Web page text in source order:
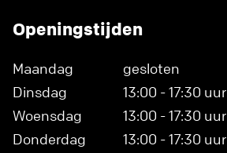
Openingstijden
Maandag
gesloten
Dinsdag
13:00 - 17:30 uur
Woensdag
13:00 - 17:30 uur
Donderdag
13:00 - 17:30 uur